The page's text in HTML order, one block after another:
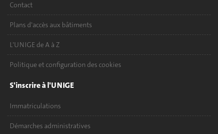
Contact
Plans d'accès aux bâtiments
L'UNIGE de A à Z
Politique et configuration des cookies
S'inscrire à l'UNIGE
Immatriculations
Démarches administratives